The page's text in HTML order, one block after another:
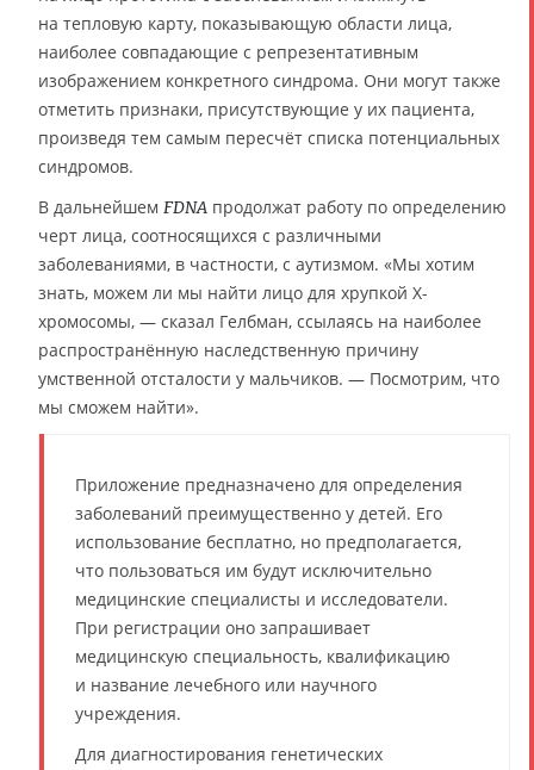
на тепловую карту, показывающую области лица,
наиболее совпадающие с репрезентативным
изображением конкретного синдрома. Они могут также
отметить признаки, присутствующие у их пациента,
произведя тем самым пересчёт списка потенциальных
синдромов.
В дальнейшем FDNA продолжат работу по определению
черт лица, соотносящихся с различными
заболеваниями, в частности, с аутизмом. «Мы хотим
знать, можем ли мы найти лицо для хрупкой X-
хромосомы, — сказал Гелбман, ссылаясь на наиболее
распространённую наследственную причину
умственной отсталости у мальчиков. — Посмотрим, что
мы сможем найти».
Приложение предназначено для определения
заболеваний преимущественно у детей. Его
использование бесплатно, но предполагается,
что пользоваться им будут исключительно
медицинские специалисты и исследователи.
При регистрации оно запрашивает
медицинскую специальность, квалификацию
и название лечебного или научного
учреждения.
Для диагностирования генетических